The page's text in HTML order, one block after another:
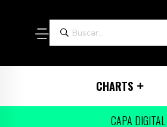
CHARTS
CAPA DIGITAL